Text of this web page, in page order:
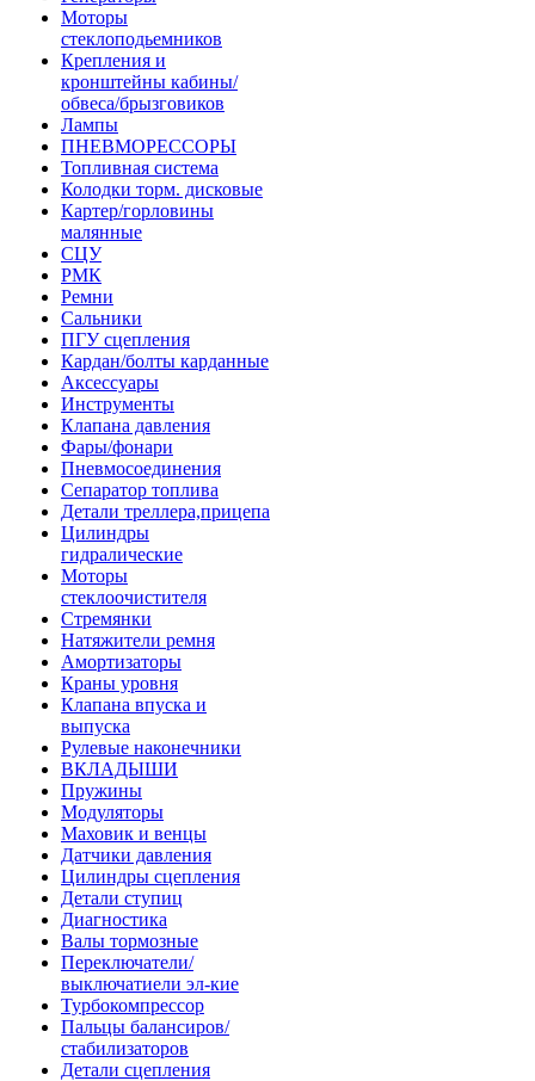
Моторы
стеклоподьемников
Крепления и
кронштейны кабины/
обвеса/брызговиков
Лампы
ПНЕВМОРЕССОРЫ
Топливная система
Колодки торм. дисковые
Картер/горловины
малянные
СЦУ
РМК
Ремни
Сальники
ПГУ сцепления
Кардан/болты карданные
Аксессуары
Инструменты
Клапана давления
Фары/фонари
Пневмосоединения
Сепаратор топлива
Детали треллера,прицепа
Цилиндры
гидралические
Моторы
стеклоочистителя
Стремянки
Натяжители ремня
Амортизаторы
Краны уровня
Клапана впуска и
выпуска
Рулевые наконечники
ВКЛАДЫШИ
Пружины
Модуляторы
Маховик и венцы
Датчики давления
Цилиндры сцепления
Детали ступиц
Диагностика
Валы тормозные
Переключатели/
выключатиели эл-кие
Турбокомпрессор
Пальцы балансиров/
стабилизаторов
Детали сцепления